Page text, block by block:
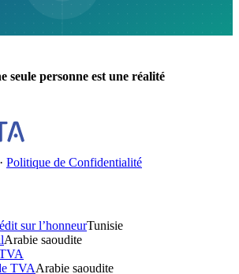
personne est une réalité
· Politique de Confidentialité
sur l’honneurTunisie
Arabie saoudite
TVAArabie saoudite